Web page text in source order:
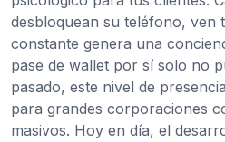
desbloquean su teléfono, ven
constante genera una
pase de wallet por sí solo no
pasado, este nivel de
para grandes corporaciones
masivos. Hoy en día, el